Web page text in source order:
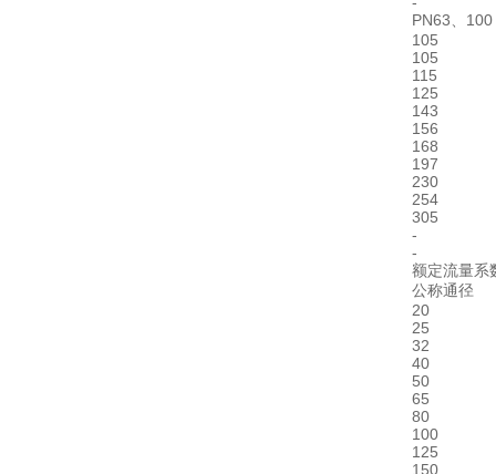
PN63、100
105
105
115
125
143
156
168
197
230
254
305
-
-
额定流量系
公称通径
20
25
32
40
50
65
80
100
125
150